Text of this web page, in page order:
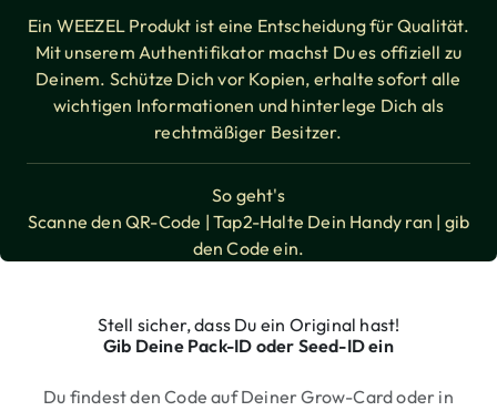
Ein WEEZEL Produkt ist eine Entscheidung für Qualität.
Mit unserem Authentifikator machst Du es offiziell zu
Deinem. Schütze Dich vor Kopien, erhalte sofort alle
wichtigen Informationen und hinterlege Dich als
rechtmäßiger Besitzer.
So geht's
Scanne den QR-Code | Tap2-Halte Dein Handy ran | gib
den Code ein.
Stell sicher, dass Du ein Original hast!
Gib Deine Pack-ID oder Seed-ID ein
Du findest den Code auf Deiner Grow-Card oder in